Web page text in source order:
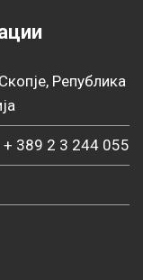
Република
+ 389 2 3 244 055